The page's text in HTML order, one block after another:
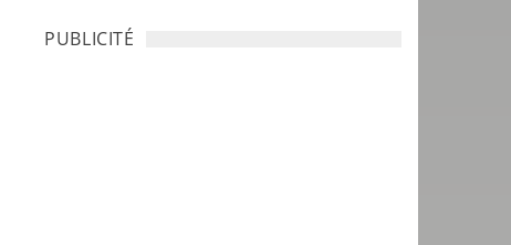
PUBLICITÉ